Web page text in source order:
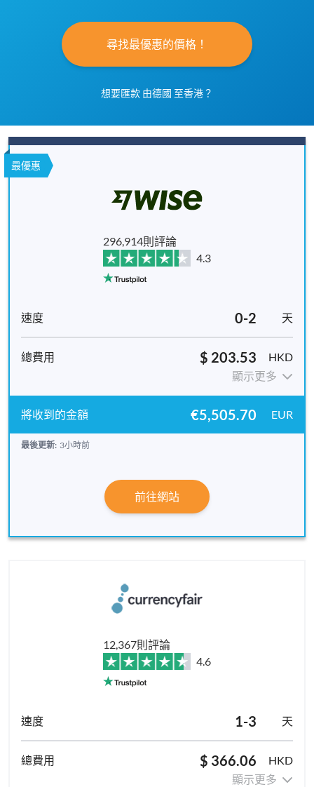
尋找最優惠的價格！
想要匯款 由德國 至香港？
最優惠
296,914則評論
4.3
0-2 天
$ 203.53
HKD
顯示更多
€5,505.70 EUR
最後更新: 3小時前
前往網站
12,367則評論
4.6
1-3 天
$ 366.06
HKD
顯示更多